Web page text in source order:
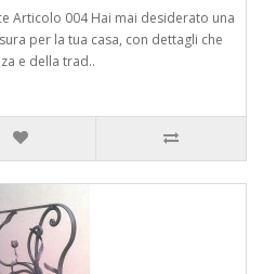
Articolo 004 Hai mai desiderato una
per la tua casa, con dettagli che
e della trad..